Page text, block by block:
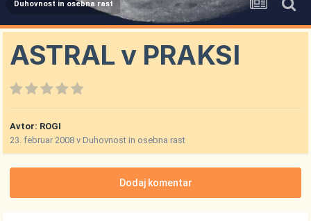
Duhovnost in osebna rast
ASTRAL v PRAKSI
Avtor: ROGI
23. februar 2008 vDuhovnost in osebna rast
Dodaj komentar